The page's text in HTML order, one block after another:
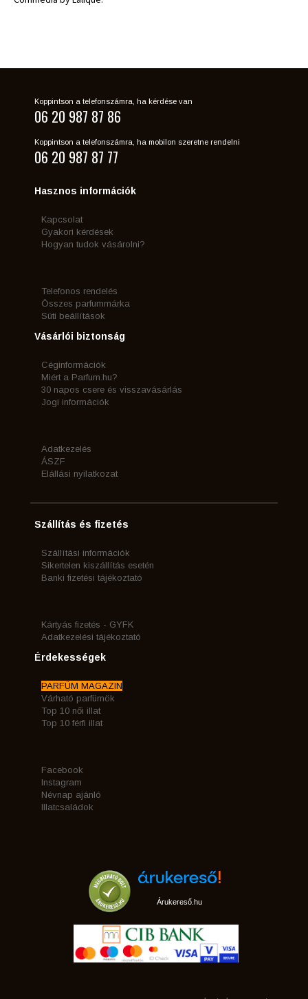
Koppintson a telefonszámra, ha kérdése van
06 20 987 87 86
Koppintson a telefonszámra, ha mobilon szeretne rendelni
06 20 987 87 77
Hasznos információk
Kapcsolat
Gyakori kérdések
Hogyan tudok vásárolni?
Telefonos rendelés
Összes parfummárka
Süti beállítások
Vásárlói biztonság
Céginformációk
Miért a Parfum.hu?
30 napos csere és visszavásárlás
Jogi információk
Adatkezelés
ÁSZF
Elállási nyilatkozat
Szállítás és fizetés
Szállítási információk
Sikertelen kiszállítás esetén
Banki fizetési tájékoztató
Kártyás fizetés - GYFK
Adatkezelési tájékoztató
Érdekességek
PARFÜM MAGAZIN
Várható parfümök
Top 10 női illat
Top 10 férfi illat
Facebook
Instagram
Névnap ajánló
Illatcsaládok
Árukereső.hu